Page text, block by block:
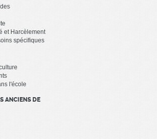
et Harcèlement
spécifiques
l'école
ANCIENS DE